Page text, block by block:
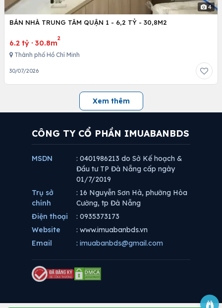
4
BÁN NHÀ TRUNG TÂM QUẬN 1 - 6,2 TỶ - 30,8M2
6.2 tỷ · 30.8m
2
Thành phố Hồ Chí Minh
30/07/2026
Xem thêm
CÔNG TY CỔ PHẦN IMUABANBDS
MSDN
: 0401986213 do Sở Kế hoạch &
Đầu tư TP Đà Nẵng cấp ngày
01/7/2019
Trụ sở
chính
: 16 Nguyễn Sơn Hà, phường Hòa
Cường, tp Đà Nẵng
Điện thoại
: 0935373173
Website
: www.imuabanbds.vn
Email
: imuabanbds@gmail.com